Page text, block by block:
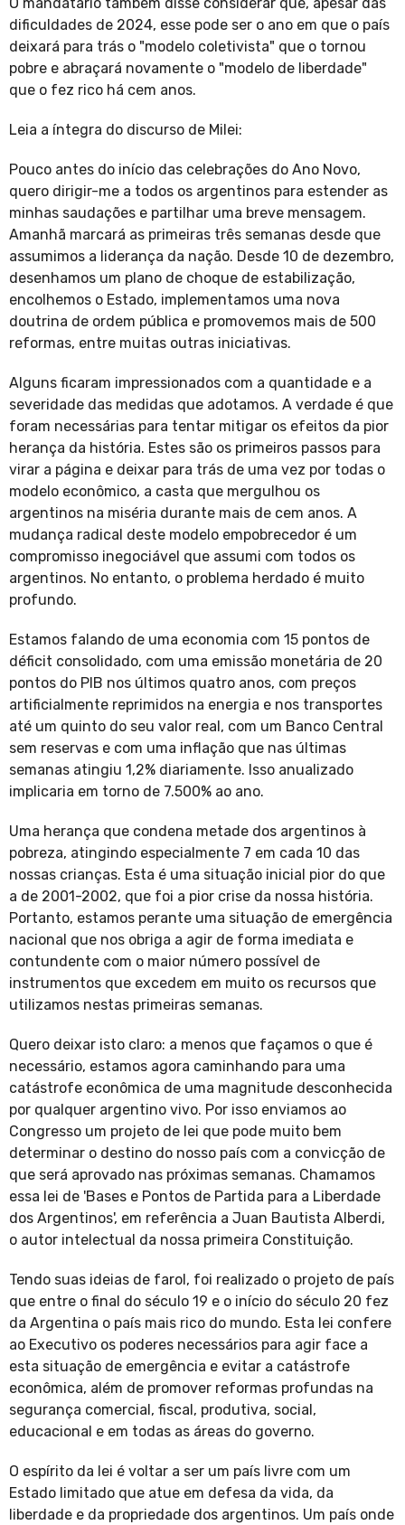
O mandatário também disse considerar que, apesar das
dificuldades de 2024, esse pode ser o ano em que o país
deixará para trás o "modelo coletivista" que o tornou
pobre e abraçará novamente o "modelo de liberdade"
que o fez rico há cem anos.
Leia a íntegra do discurso de Milei:
Pouco antes do início das celebrações do Ano Novo,
quero dirigir-me a todos os argentinos para estender as
minhas saudações e partilhar uma breve mensagem.
Amanhã marcará as primeiras três semanas desde que
assumimos a liderança da nação. Desde 10 de dezembro,
desenhamos um plano de choque de estabilização,
encolhemos o Estado, implementamos uma nova
doutrina de ordem pública e promovemos mais de 500
reformas, entre muitas outras iniciativas.
Alguns ficaram impressionados com a quantidade e a
severidade das medidas que adotamos. A verdade é que
foram necessárias para tentar mitigar os efeitos da pior
herança da história. Estes são os primeiros passos para
virar a página e deixar para trás de uma vez por todas o
modelo econômico, a casta que mergulhou os
argentinos na miséria durante mais de cem anos. A
mudança radical deste modelo empobrecedor é um
compromisso inegociável que assumi com todos os
argentinos. No entanto, o problema herdado é muito
profundo.
Estamos falando de uma economia com 15 pontos de
déficit consolidado, com uma emissão monetária de 20
pontos do PIB nos últimos quatro anos, com preços
artificialmente reprimidos na energia e nos transportes
até um quinto do seu valor real, com um Banco Central
sem reservas e com uma inflação que nas últimas
semanas atingiu 1,2% diariamente. Isso anualizado
implicaria em torno de 7.500% ao ano.
Uma herança que condena metade dos argentinos à
pobreza, atingindo especialmente 7 em cada 10 das
nossas crianças. Esta é uma situação inicial pior do que
a de 2001-2002, que foi a pior crise da nossa história.
Portanto, estamos perante uma situação de emergência
nacional que nos obriga a agir de forma imediata e
contundente com o maior número possível de
instrumentos que excedem em muito os recursos que
utilizamos nestas primeiras semanas.
Quero deixar isto claro: a menos que façamos o que é
necessário, estamos agora caminhando para uma
catástrofe econômica de uma magnitude desconhecida
por qualquer argentino vivo. Por isso enviamos ao
Congresso um projeto de lei que pode muito bem
determinar o destino do nosso país com a convicção de
que será aprovado nas próximas semanas. Chamamos
essa lei de 'Bases e Pontos de Partida para a Liberdade
dos Argentinos', em referência a Juan Bautista Alberdi,
o autor intelectual da nossa primeira Constituição.
Tendo suas ideias de farol, foi realizado o projeto de país
que entre o final do século 19 e o início do século 20 fez
da Argentina o país mais rico do mundo. Esta lei confere
ao Executivo os poderes necessários para agir face a
esta situação de emergência e evitar a catástrofe
econômica, além de promover reformas profundas na
segurança comercial, fiscal, produtiva, social,
educacional e em todas as áreas do governo.
O espírito da lei é voltar a ser um país livre com um
Estado limitado que atue em defesa da vida, da
liberdade e da propriedade dos argentinos. Um país onde